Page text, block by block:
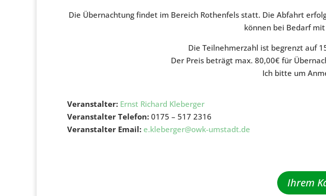
Die Übernachtung findet im Bereich Rothenfels statt. Die Abfahrt
können bei Bedarf
Die Teilnehmerzahl ist begrenzt auf
Der Preis beträgt max. 80,00€ für
Ich bitte um
Veranstalter: Ernst Richard Kleberger
Veranstalter Telefon: 0175 – 517 2316
Veranstalter Email: e.kleberger@owk-umstadt.de
Ihrem